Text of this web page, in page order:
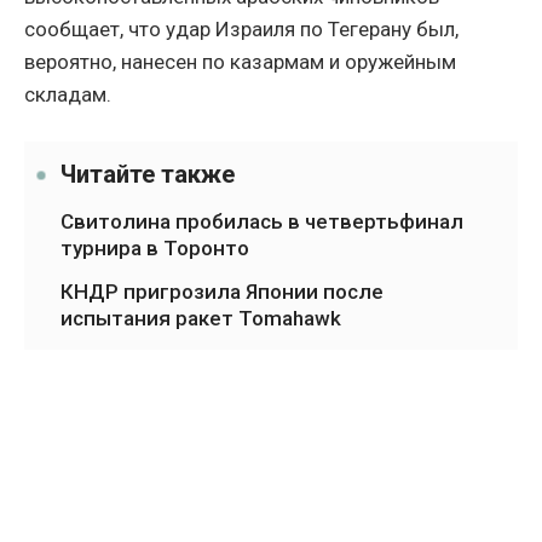
сообщает, что удар Израиля по Тегерану был,
вероятно, нанесен по казармам и оружейным
складам.
Читайте также
Свитолина пробилась в четвертьфинал
турнира в Торонто
КНДР пригрозила Японии после
испытания ракет Tomahawk